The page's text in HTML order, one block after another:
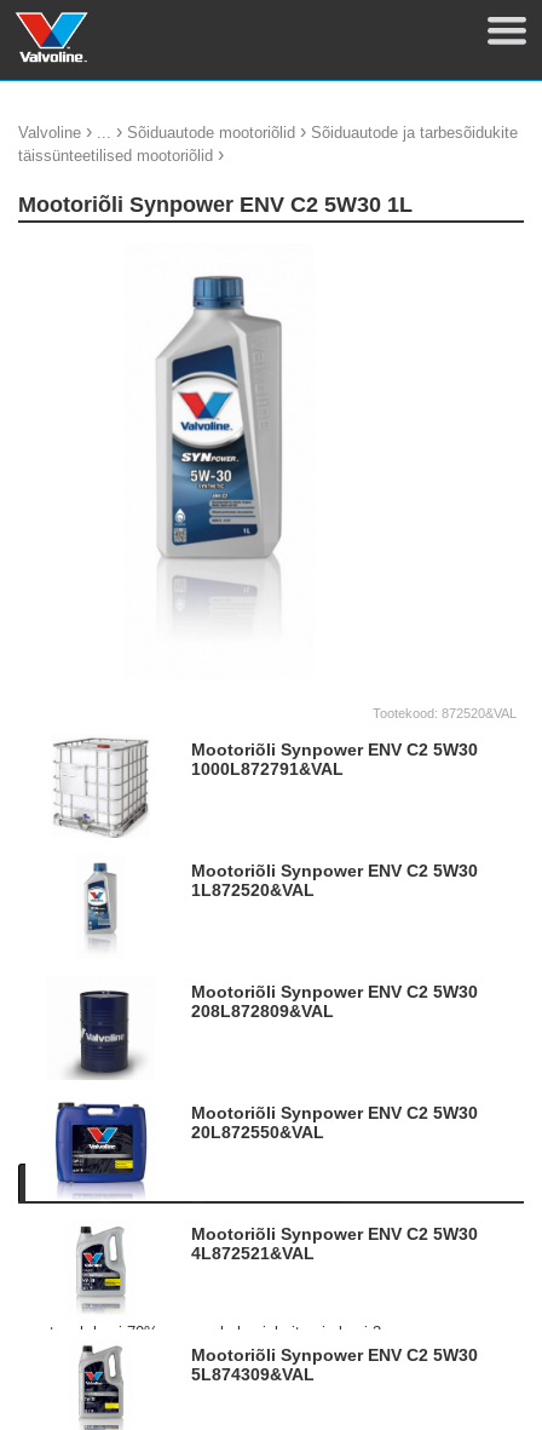
Valvoline › ... › Sõiduautode mootoriõlid › Sõiduautode ja tarbesõidukite
täissünteetilised mootoriõlid ›
Mootoriõli Synpower ENV C2 5W30 1L
Tootekood: 872520&VAL
Mootoriõli Synpower ENV C2 5W30
1000L872791&VAL
Mootoriõli Synpower ENV C2 5W30
1L872520&VAL
Mootoriõli Synpower ENV C2 5W30
208L872809&VAL
Mootoriõli Synpower ENV C2 5W30
20L872550&VAL
Mootoriõli Synpower ENV C2 5W30
4L872521&VAL
Mootoriõli Synpower ENV C2 5W30
5L874309&VAL
Kirjeldus Tooteinfo
Valvoline SynPower mootoriõlid on valmistatud uuel
lisanditehnoloogial tagades parima kaitse ja tõhususe.
Uusim „nutikas tehnoloogia“ (Smart Performance
Technology)
tagab kuni 70% parema kulumiskaitse ja kuni 3x suurema
kütuse ökonoomia võrreldes kõige viimaste nõutud
valdkonna standarditega.
Preemiumklassi madala SAPS tasemega täissüntees
mootoriõli sõiduautodele ja pakibussidele mis aitab